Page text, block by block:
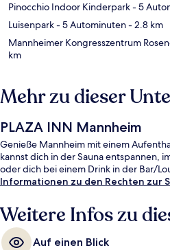
Pinocchio Indoor Kinderpark- 5
Luisenpark- 5 Autominuten- 2.8 km
Mannheimer Kongresszentrum
km
Mehr zu dieser
PLAZA INN Mannheim
Genieße Mannheim mit einem
kannst dich in der Sauna entspannen,
oder dich bei einem Drink in der Bar/
Informationen zu den Rechten zur
Weitere Infos zu
Auf einen Blick